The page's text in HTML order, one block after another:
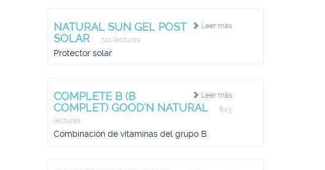
Leer más
NATURAL SUN GEL POST
SOLAR
741 lecturas
Protector solar
Leer más
COMPLETE B (B
COMPLET) GOOD'N NATURAL
843
lecturas
Combinación de vitaminas del grupo B